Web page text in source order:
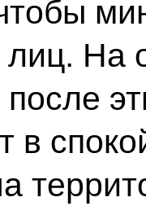
лиц. На
в